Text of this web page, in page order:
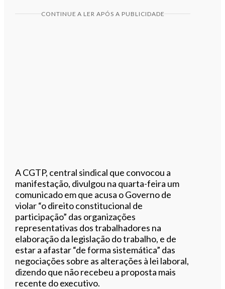
CONTINUE A LER APÓS A PUBLICIDADE
A CGTP, central sindical que convocou a
manifestação, divulgou na quarta-feira um
comunicado em que acusa o Governo de
violar “o direito constitucional de
participação” das organizações
representativas dos trabalhadores na
elaboração da legislação do trabalho, e de
estar a afastar “de forma sistemática” das
negociações sobre as alterações à lei laboral,
dizendo que não recebeu a proposta mais
recente do executivo.